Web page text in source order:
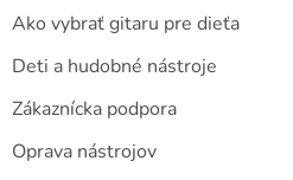
Ako vybrať gitaru pre dieťa
Deti a hudobné nástroje
Zákaznícka podpora
Oprava nástrojov